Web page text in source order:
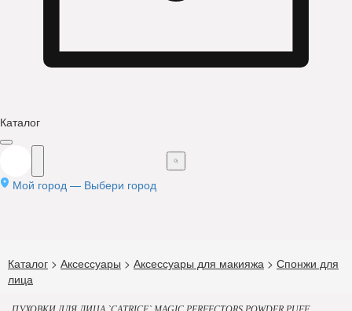
Каталог
Мой город — Выбери город
Каталог > Аксессуары > Аксессуары для макияжа > Спонжи для
лица